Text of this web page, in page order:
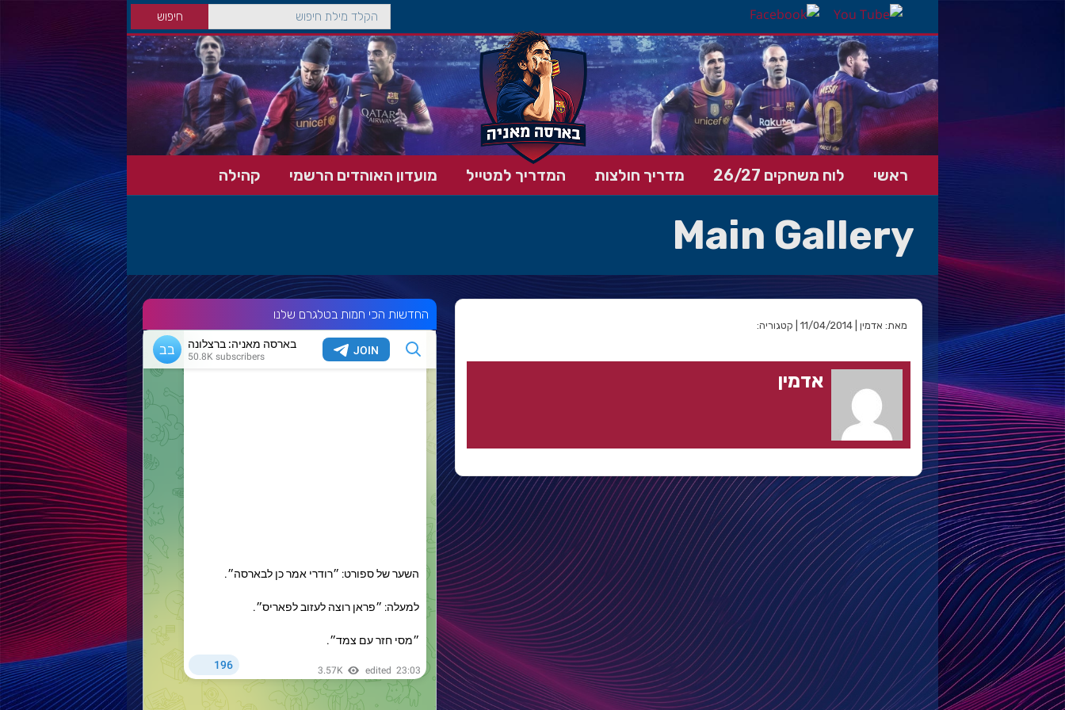
ראשי לוח משחקים 26/27 מדריך חולצות המדריך למטייל מועדון האוהדים הרשמי קהילה
Main Gallery
מאת: אדמין | 11/04/2014 | קטגוריה:
אדמין
החדשות הכי חמות בטלגרם שלנו